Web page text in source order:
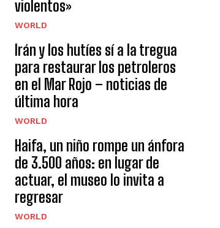
violentos»
WORLD
Irán y los hutíes sí a la tregua
para restaurar los petroleros
en el Mar Rojo – noticias de
última hora
WORLD
Haifa, un niño rompe un ánfora
de 3.500 años: en lugar de
actuar, el museo lo invita a
regresar
WORLD